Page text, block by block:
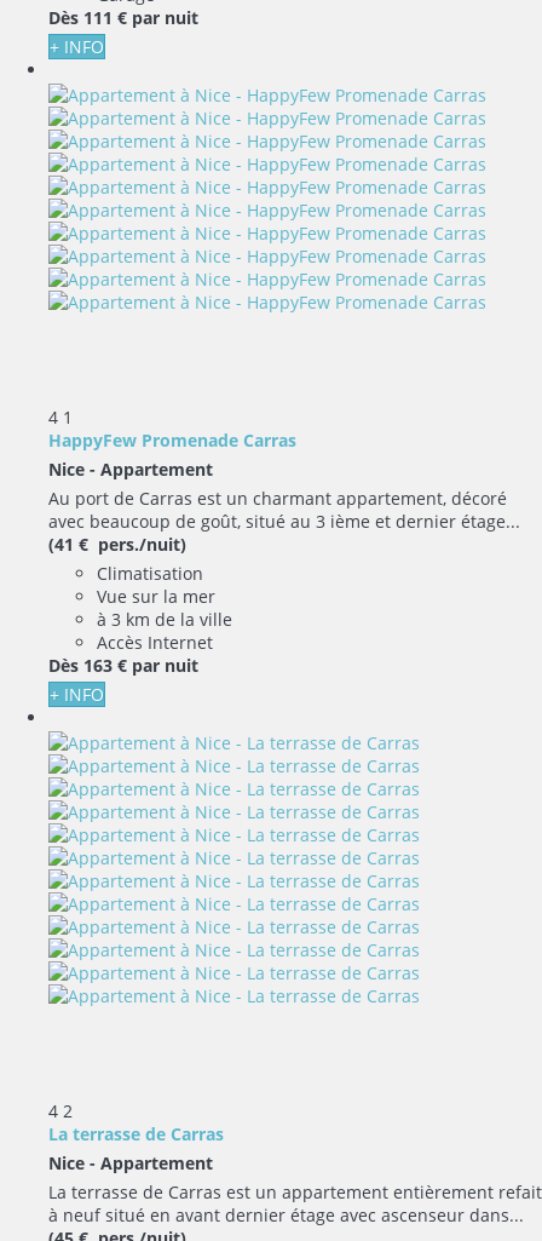
Dès 111 € par nuit
+ INFO
4 1
HappyFew Promenade Carras
Nice - Appartement
Au port de Carras est un charmant appartement, décoré
avec beaucoup de goût, situé au 3 ième et dernier étage...
(41 € pers./nuit)
Climatisation
Vue sur la mer
à 3 km de la ville
Accès Internet
Dès 163 € par nuit
+ INFO
4 2
La terrasse de Carras
Nice - Appartement
La terrasse de Carras est un appartement entièrement refait
à neuf situé en avant dernier étage avec ascenseur dans...